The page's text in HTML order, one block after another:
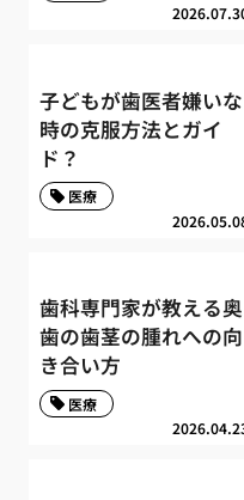
子どもが歯医者嫌いな
時の克服方法とガイ
ド？
医療
歯科専門家が教える奥
歯の歯茎の腫れへの向
き合い方
医療